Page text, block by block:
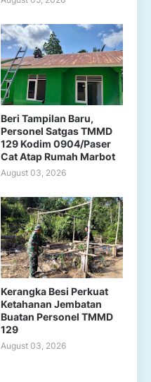
Beri Tampilan Baru,
Personel Satgas TMMD
129 Kodim 0904/Paser
Cat Atap Rumah Marbot
August 03, 2026
Kerangka Besi Perkuat
Ketahanan Jembatan
Buatan Personel TMMD
129
August 03, 2026